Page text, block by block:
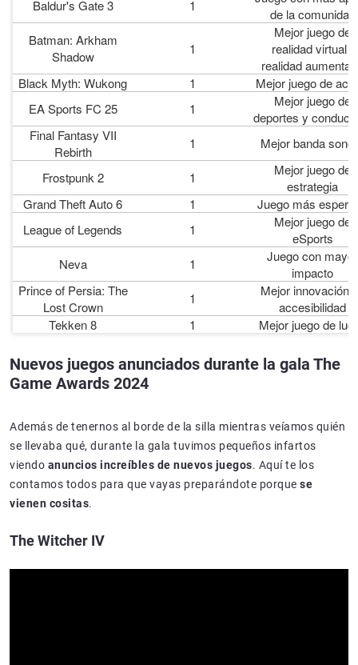
Baldur's Gate 3 1
de la comunidad
Batman: Arkham
Shadow
1
Mejor juego de
realidad virtual /
realidad
Black Myth: Wukong
1 Mejor juego de
EA Sports FC 25
1 Mejor juego de
deportes y
Final Fantasy VII
Rebirth
1 Mejor banda
Frostpunk 2 1
Mejor juego de
estrategia
Grand Theft Auto 6 1 Juego más
Leagueof Legends 1 Mejor juego de
eSports
Neva
1
Juego con mayor
impacto
Prince of Persia: The
Lost Crown
1 Mejor innovación
accesibilidad
Tekken 8
1 Mejor juego de
Nuevos juegos anunciados durante la gala The
Game Awards 2024
Además de tenernos al borde de la silla mientras veíamos quién
se llevaba qué, durante la gala tuvimos pequeños infartos
viendo anuncios increíbles de nuevos juegos. Aquí te los
contamos todos para que vayas preparándote porque se
vienen cositas.
The Witcher IV